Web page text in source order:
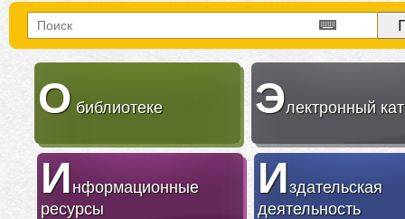
О библиотеке Электронный
Информационные
ресурсы
Издательская
деятельность